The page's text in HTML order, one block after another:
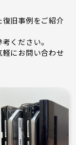
旧事例をご紹介
ください。
にお問い合わせ